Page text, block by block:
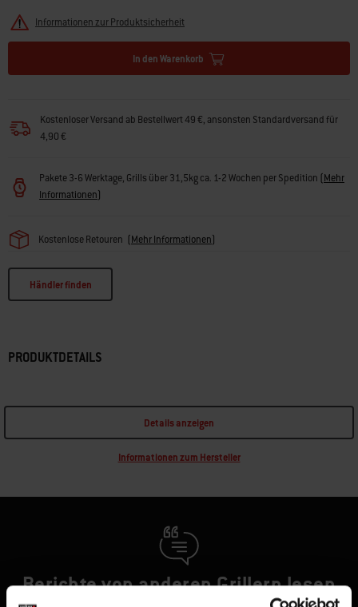
Informationen zur Produktsicherheit
In den Warenkorb
Kostenloser Versand ab Bestellwert 49 €, ansonsten Standardversand für
4,90 €
Pakete 3-6 Werktage, Grills über 31,5kg ca. 1-2 Wochen per Spedition (Mehr
Informationen)
Kostenlose Retouren (Mehr Informationen)
Händler finden
PRODUKTDETAILS
Details anzeigen
Informationen zum Hersteller
Berichte von anderen Grillern lesen